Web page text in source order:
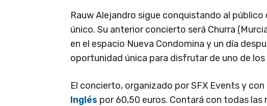
Rauw Alejandro sigue conquistando al
único. Su anterior concierto será Churra
en el espacio Nueva Condomina y un día
oportunidad única para disfrutar de uno de
El concierto, organizado por SFX Events y con
Inglés por 60,50 euros. Contará con todas